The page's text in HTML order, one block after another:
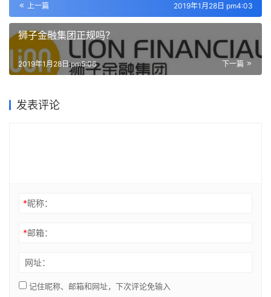
上一篇 2019年1月28日 pm4:03
狮子金融集团正规吗？
下一篇
2019年1月28日 pm5:06
发表评论
*昵称：
*邮箱：
网址：
记住昵称、邮箱和网址，下次评论免输入